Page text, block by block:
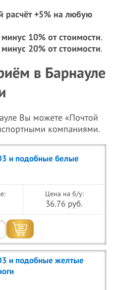
расчёт +5% на любую
минус 10% от стоимости.
минус 20% от стоимости.
в Барнауле
Вы можете «Почтой
компаниями.
и подобные белые
Цена на б/у:
36.76 руб.
и подобные желтые